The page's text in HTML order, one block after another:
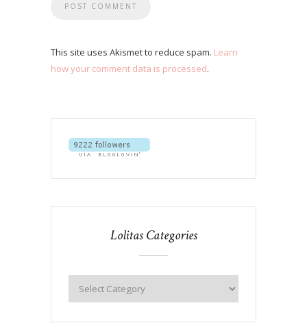
This site uses Akismet to reduce spam. Learn
how your comment data is processed.
Lolitas Categories